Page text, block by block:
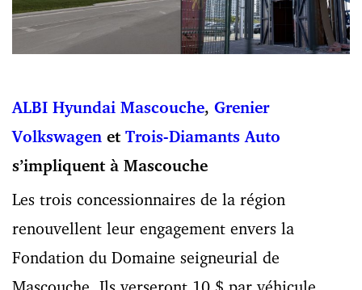
ALBI Hyundai Mascouche, Grenier
Volkswagen et Trois-Diamants Auto
s’impliquent à Mascouche
Les trois concessionnaires de la région
renouvellent leur engagement envers la
Fondation du Domaine seigneurial de